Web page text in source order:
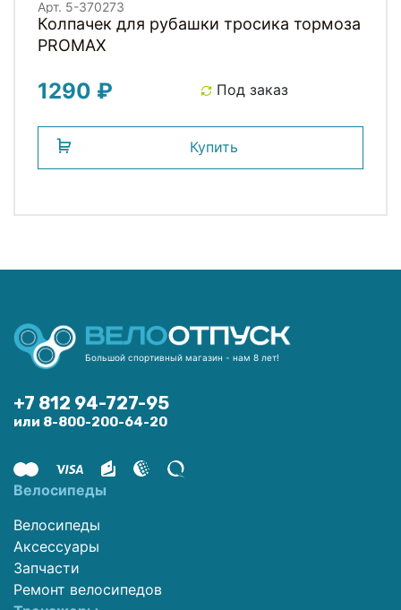
Арт. 5-370273
Колпачек для рубашки тросика тормоза
PROMAX
1290 ₽ Под заказ
Купить
Большой спортивный магазин - нам 8 лет!
+7 812 94-727-95
или 8-800-200-64-20
Велосипеды
Велосипеды
Аксессуары
Запчасти
Ремонт велосипедов